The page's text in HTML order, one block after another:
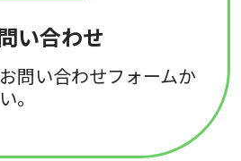
い合わせ
問い合わせフォームか
。